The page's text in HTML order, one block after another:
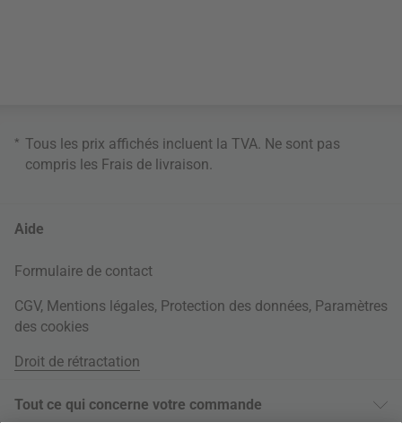
* Tous les prix affichés incluent la TVA. Ne sont pas
compris les Frais de livraison.
Aide
Formulaire de contact
CGV, Mentions légales, Protection des données, Paramètres
des cookies
Droit de rétractation
Tout ce qui concerne votre commande